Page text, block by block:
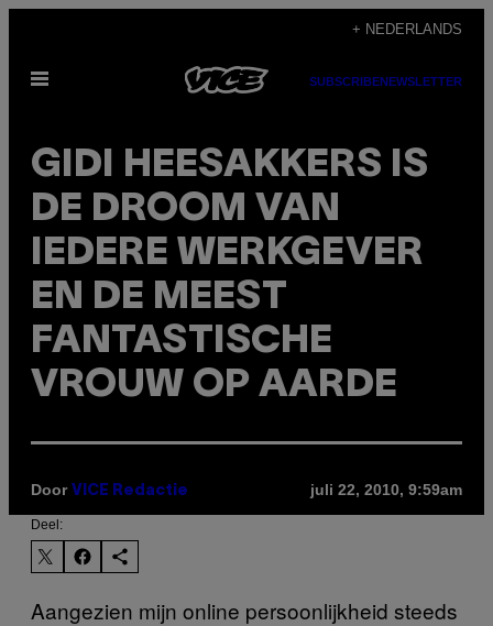
de
+ NEDERLANDS
Open
SUBSCRIBENEWSLETTER
GIDI HEESAKKERS IS
DE DROOM VAN
IEDERE WERKGEVER
EN DE MEEST
FANTASTISCHE
VROUW OP AARDE
Door VICE Redactie juli 22, 2010, 9:59am
Deel:
Aangezien mijn online persoonlijkheid steeds